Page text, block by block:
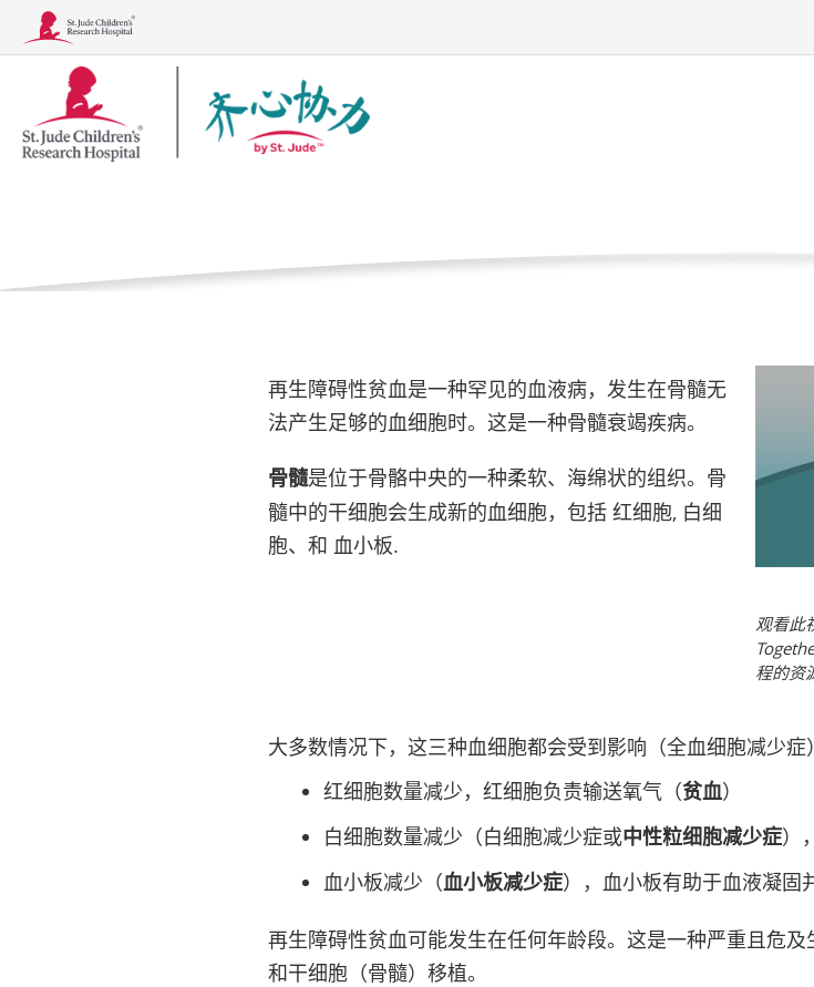
再生障碍性贫血
再生障碍性贫血是一种罕见的血液病，发生在骨髓无
法产生足够的血细胞时。这是一种骨髓衰竭疾病。
骨髓是位于骨骼中央的一种柔软、海绵状的组织。骨
髓中的干细胞会生成新的血细胞，包括 红细胞, 白细
胞、和 血小板.
这
观看此
程的资
大多数情况下，这三种血细胞都会受到影响（全血细胞减少症
红细胞数量减少，红细胞负责输送氧气（贫血）
白细胞数量减少（白细胞减少症或中性粒细胞减少症）
血小板减少（血小板减少症），血小板有助于血液凝固
再生障碍性贫血可能发生在任何年龄段。这是一种严重且危
和干细胞（骨髓）移植。